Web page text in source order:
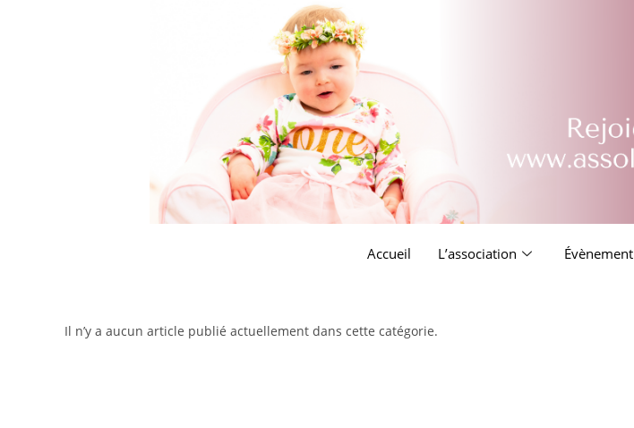
Accueil L’association Évènement
Il n’y a aucun article publié actuellement dans cette catégorie.